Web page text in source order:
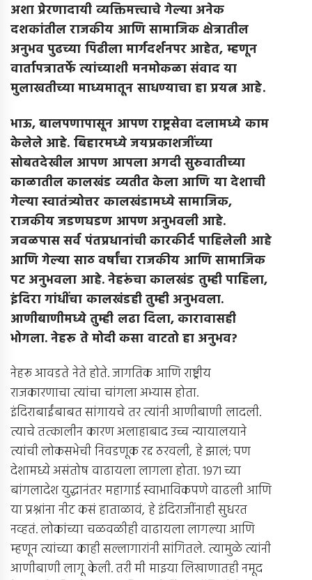
अशा प्रेरणादायी व्यक्तिमत्त्वाचे गेल्या अनेक
दशकांतील राजकीय आणि सामाजिक क्षेत्रातील
अनुभव पुढच्या पिढीला मार्गदर्शनपर आहेत, म्हणून
वार्तापत्रातर्फे त्यांच्याशी मनमोकळा संवाद या
मुलाखतीच्या माध्यमातून साधण्याचा हा प्रयत्न आहे.
भाऊ,बालपणापासून आपण राष्ट्रसेवा दलामध्ये काम
केलेले आहे. बिहारमध्ये जयप्रकाशजींच्या
सोबतदेखील आपण आपला अगदी सुरुवातीच्या
काळातील कालखंड व्यतीत केला आणि या देशाची
गेल्या स्वातंत्र्योत्तर कालखंडामध्ये सामाजिक,
राजकीय जडणघडण आपण अनुभवली आहे.
जवळपास सर्व पंतप्रधानांची कारकीर्द पाहिलेली आहे
आणि गेल्या साठ वर्षांचा राजकीय आणि सामाजिक
पट अनुभवला आहे.नेहरूंचा कालखंड तुम्ही पाहिला,
इंदिरा गांधींचा कालखंडही तुम्ही अनुभवला.
आणीबाणीमध्ये तुम्ही लढा दिला,कारावासही
भोगला.नेहरू ते मोदी कसा वाटतो हा अनुभव?
नेहरू आवडते नेते होते. जागतिक आणि राष्ट्रीय
राजकारणाचा त्यांचा चांगला अभ्यास होता.
इंदिराबाईंबाबत सांगायचे तर त्यांनी आणीबाणी लादली.
त्याचे तत्कालीन कारण अलाहाबाद उच्च न्यायालयाने
त्यांची लोकसभेची निवडणूक रद्द ठरवली, हे झालं; पण
देशामध्ये असंतोष वाढायला लागला होता. 1971 च्या
बांगलादेश युद्धानंतर महागाई स्वाभाविकपणे वाढली आणि
या प्रश्नांना नीट कसं हाताळावं, हे इंदिराजींनाही सुधरत
नव्हतं. लोकांच्या चळवळीही वाढायला लागल्या आणि
म्हणून त्यांच्या काही सल्लागारांनी सांगितले. त्यामुळे त्यांनी
आणीबाणी लागू केली. तरी मी माझ्या लिखाणातही नमूद